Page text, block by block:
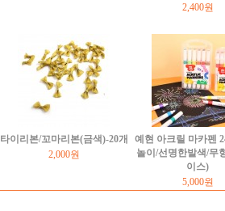
2,400원
타이리본/꼬마리본(금색)-20개
2,000원
예현 아크릴 마카펜
놀이/선명한발색/무
이스)
5,000원